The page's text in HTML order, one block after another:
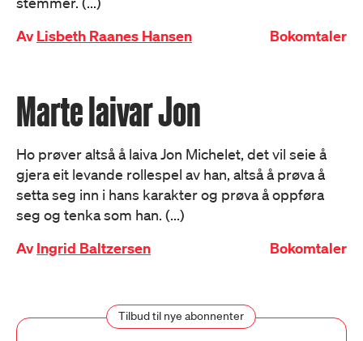
AvLisbeth Raanes Hansen Bokomtaler
Marte laivar Jon
Ho prøver altså å laiva Jon Michelet, det vil seie å
gjera eit levande rollespel av han, altså å prøva å
setta seg inn i hans karakter og prøva å oppføra
seg og tenka som han. (...)
AvIngrid Baltzersen Bokomtaler
Tilbud til nye abonnenter